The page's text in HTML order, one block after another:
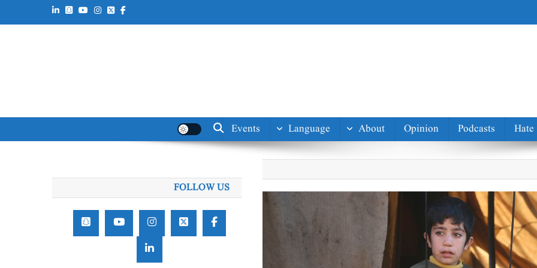
Hate
Podcasts
Opinion
About
Language
Events
FOLLOW US